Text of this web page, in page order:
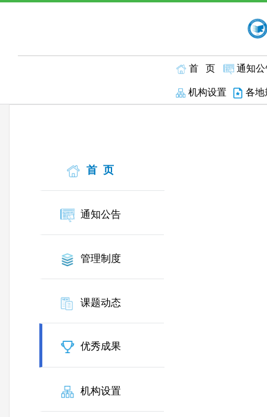
首 页
通知
机构设置
各
首 页
通知公告
管理制度
课题动态
优秀成果
机构设置